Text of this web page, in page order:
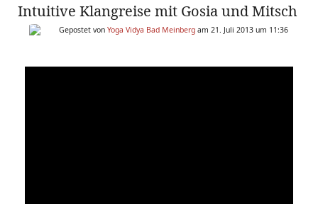
Intuitive Klangreise mit Gosia und Mitsch
Gepostet von Yoga Vidya Bad Meinberg am 21. Juli 2013 um 11:36